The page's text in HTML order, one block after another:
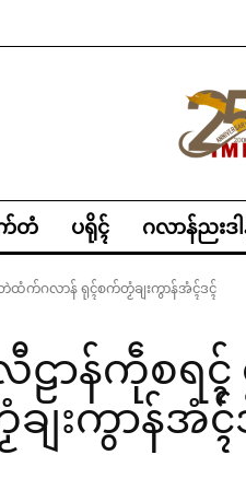
တံ ပရိုၚ် ဂလာန်ညး
ထံက်ဂလာန် ရုၚ်စက်တၟံချးကွာန်အံၚ်ဒၚ်
လီဠာန်ကဵုစ
ျးကွာန်အံၚ်